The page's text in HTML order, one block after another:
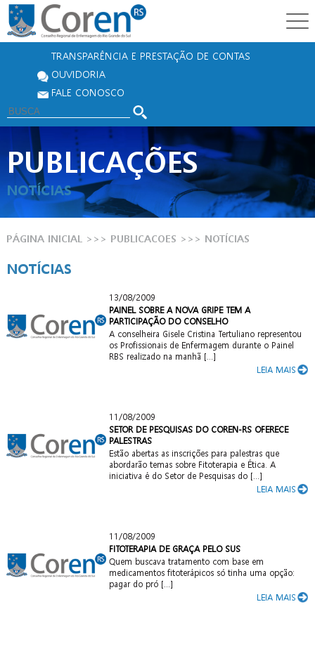
TRANSPARÊNCIA E PRESTAÇÃO DE CONTAS
OUVIDORIA
FALE CONOSCO
PUBLICAÇÕES
NOTÍCIAS
PÁGINA INICIAL >>> PUBLICACOES >>> NOTÍCIAS
NOTÍCIAS
13/08/2009
PAINEL SOBRE A NOVA GRIPE TEM A
PARTICIPAÇÃO DO CONSELHO
A conselheira Gisele Cristina Tertuliano representou
os Profissionais de Enfermagem durante o Painel
RBS realizado na manhã [...]
LEIA MAIS
11/08/2009
SETOR DE PESQUISAS DO COREN-RS OFERECE
PALESTRAS
Estão abertas as inscrições para palestras que
abordarão temas sobre Fitoterapia e Ética. A
iniciativa é do Setor de Pesquisas do [...]
LEIA MAIS
11/08/2009
FITOTERAPIA DE GRAÇA PELO SUS
Quem buscava tratamento com base em
medicamentos fitoterápicos só tinha uma opção:
pagar do pró [...]
LEIA MAIS